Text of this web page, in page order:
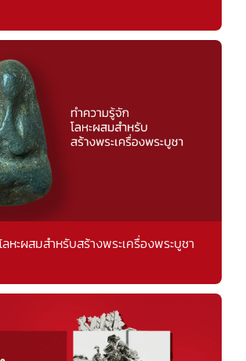
หะผสมสำหรับสร้างพระเครื่องพระบูชา